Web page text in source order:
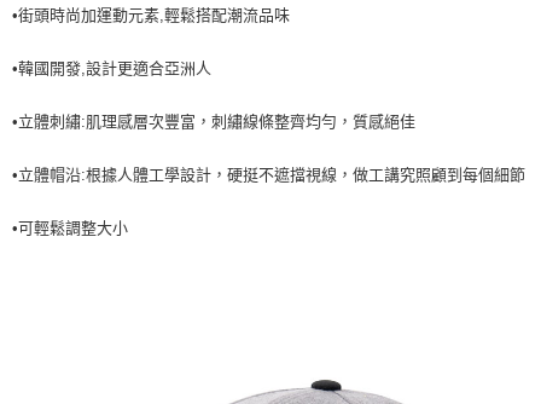
宅配滿699免運
•街頭時尚加運動元素,輕鬆搭配潮流品味
•韓國開發,設計更適合亞洲人
•立體刺繡:肌理感層次豐富，刺繡線條整齊均勻，質感絕佳
•立體帽沿:根據人體工學設計，硬挺不遮擋視線，做工講究照顧到每個細節
•可輕鬆調整大小